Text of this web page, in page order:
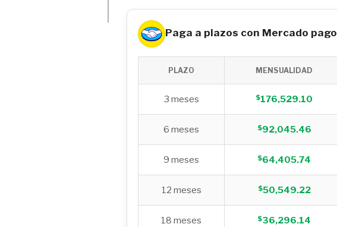
Paga a plazos con Mercado pago
PLAZO MENSUALIDAD
3 meses $176,529.10
6 meses $92,045.46
9 meses $64,405.74
12 meses $50,549.22
18 meses $36,296.14